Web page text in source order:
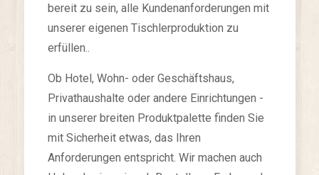
bereit zu sein, alle Kundenanforderungen mit
unserer eigenen Tischlerproduktion zu
erfüllen..
Ob Hotel, Wohn- oder Geschäftshaus,
Privathaushalte oder andere Einrichtungen -
in unserer breiten Produktpalette finden Sie
mit Sicherheit etwas, das Ihren
Anforderungen entspricht. Wir machen auch